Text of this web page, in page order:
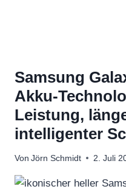
Samsung
Akku-
Leistung,
intelligenter
Von Jörn Schmidt 2. Juli